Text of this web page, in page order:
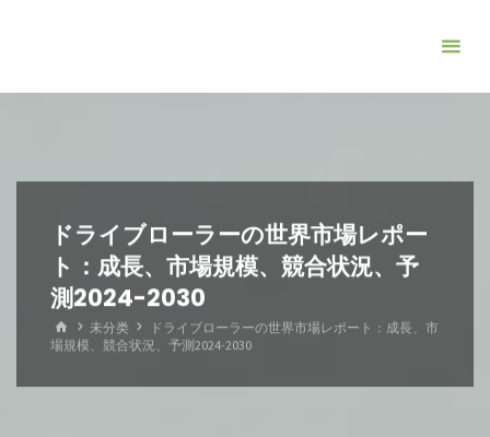
ドライブローラーの世界市場レポー
ト：成長、市場規模、競合状況、予
測2024-2030
ホ
ー
未分类
ドライブローラーの世界市場レポート：成長、市
場規模、競合状況、予測2024-2030